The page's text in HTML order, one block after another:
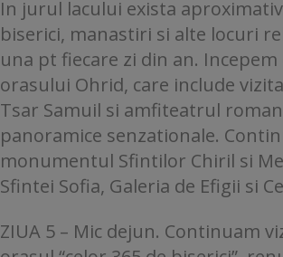
In jurul lacului exista
biserici, manastiri si alte locuri
una pt fiecare zi din an.
orasului Ohrid, care include
Tsar Samuil si amfiteatrul
panoramice senzationale.
monumentul Sfintilor Chiril si
Sfintei Sofia, Galeria de Efigii si
ZIUA 5 – Mic dejun. Continuam